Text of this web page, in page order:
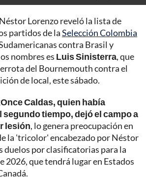
Lorenzo reveló la lista de
partidos de laSelección Colombia
contra Brasil y
nombres es Luis Sinisterra, que
del Bournemouth contra el
de local, este sábado.
Caldas, quien había
segundo tiempo, dejó el campo a
lesión, lo genera preocupación en
la 'tricolor' encabezado por Néstor
duelos por clasificatorias para la
2026, que tendrá lugar en Estados